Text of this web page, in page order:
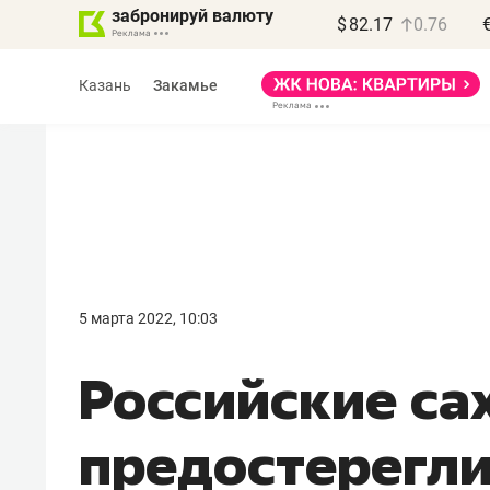
забронируй валюту $ 82.17 0.76
Казань Закамье
5 марта 2022, 10:03
Российские